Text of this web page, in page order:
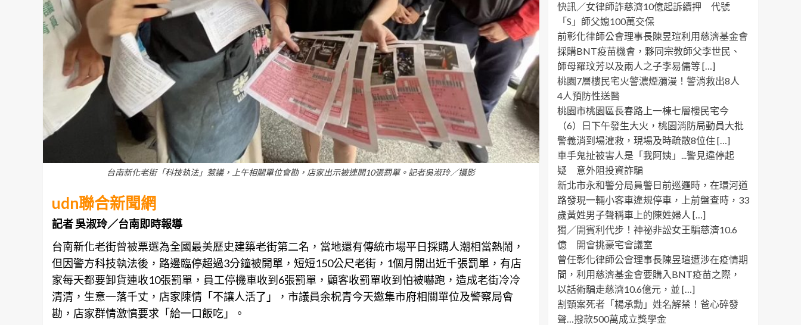
台南新化老街「科技執法」惹議，上午相關單位會勘，店家出示被連開10張罰單。記者吳淑玲／攝影
udn聯合新聞網
記者 吳淑玲／台南即時報導
台南新化老街曾被票選為全國最美歷史建築老街第二名，當地還有傳統市場平日採購人潮相當熱鬧，
但因警方科技執法後，路邊臨停超過3分鐘被開單，短短150公尺老街，1個月開出近千張罰單，有店
家每天都要卸貨連收10張罰單，員工停機車收到6張罰單，顧客收罰單收到怕被嚇跑，造成老街冷冷
清清，生意一落千丈，店家陳情「不讓人活了」，市議員余柷青今天邀集市府相關單位及警察局會
勘，店家群情激憤要求「給一口飯吃」。
快訊／女律師詐慈濟10億起訴續押 代號
「S」師父媳100萬交保
前彰化律師公會理事長陳昱瑄利用慈濟基金會
採購BNT疫苗機會，夥同宗教師父李世民、
師母羅玟芳以及兩人之子李易儒等 […]
桃園7層樓民宅火警濃煙瀰漫！警消救出8人
4人預防性送醫
桃園市桃園區長春路上一棟七層樓民宅今
（6）日下午發生大火，桃園消防局動員大批
警義消到場灌救，現場及時疏散8位住 […]
車手鬼扯被害人是「我阿姨」...警見違停起
疑 意外阻投資詐騙
新北市永和警分局員警日前巡邏時，在環河道
路發現一輛小客車違規停車，上前盤查時，33
歲黃姓男子聲稱車上的陳姓婦人 […]
獨／開賓利代步！神祕非訟女王騙慈濟10.6
億 開會挑豪宅會議室
曾任彰化律師公會理事長陳昱瑄遭涉在疫情期
間，利用慈濟基金會要購入BNT疫苗之際，
以話術騙走慈濟10.6億元，並 […]
割頸案死者「楊承勳」姓名解禁！爸心碎發
聲…撥款500萬成立獎學金